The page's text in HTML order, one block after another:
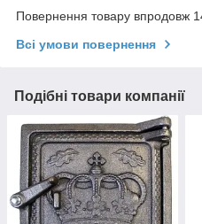
Повернення товару впродовж
Всі умови повернення
Подібні товари компанії